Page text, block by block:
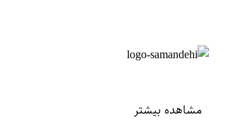
مشاهده بیشتر